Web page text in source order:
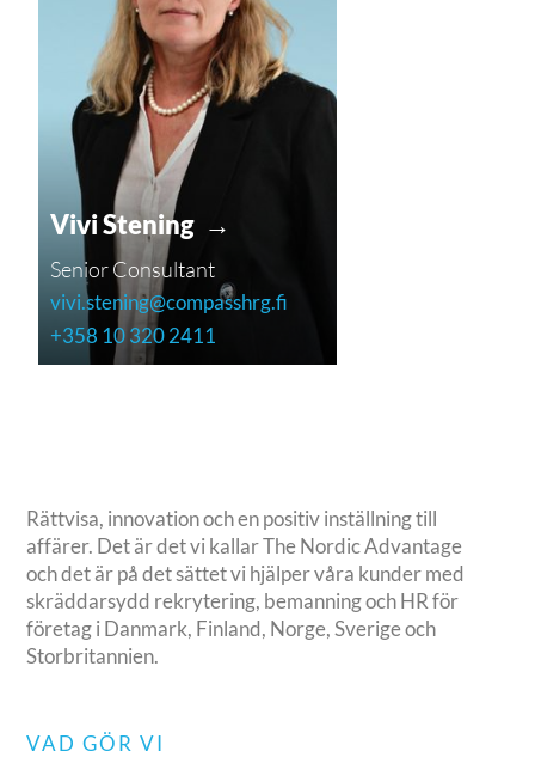
Vivi Stening →
Senior Consultant
vivi.stening@compasshrg.fi
+358 10 320 2411
Rättvisa, innovation och en positiv inställning till
affärer. Det är det vi kallar The Nordic Advantage
och det är på det sättet vi hjälper våra kunder med
skräddarsydd rekrytering, bemanning och HR för
företag i Danmark, Finland, Norge, Sverige och
Storbritannien.
VAD GÖR VI